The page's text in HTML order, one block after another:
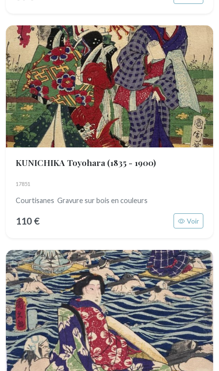
KUNICHIKA Toyohara (1835 - 1900)
17851
Courtisanes Gravure sur bois en couleurs
110 € Voir